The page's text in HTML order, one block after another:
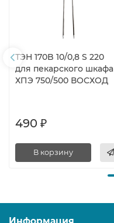
ТЭН 170B 10/0,8 S 220
для пекарского шкафа
ХПЭ 750/500 ВОСХОД
490 ₽
В корзину